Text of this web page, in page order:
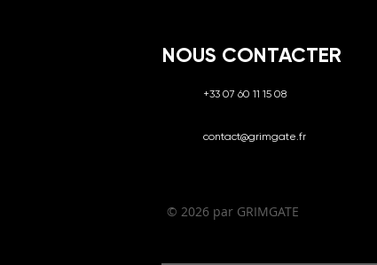
NOUS CONTACTER
+33 07 60 11 15 08
contact@grimgate.fr
© 2026 par GRIMGATE